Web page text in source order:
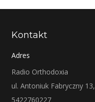
Kontakt
Adres
Radio Orthodoxia
ul. Antoniuk Fabryczny
5422760227